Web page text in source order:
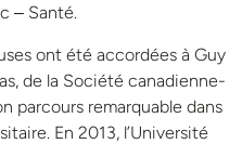
‒ Santé.
ont été accordées à Guy
de la Société canadienne-
parcours remarquable dans
En 2013, l’Université